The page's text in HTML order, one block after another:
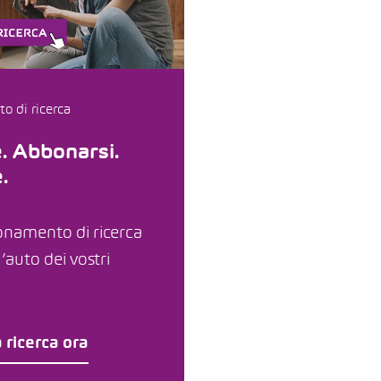
di ricerca
Abbonarsi.
di ricerca
dei vostri
ricerca ora